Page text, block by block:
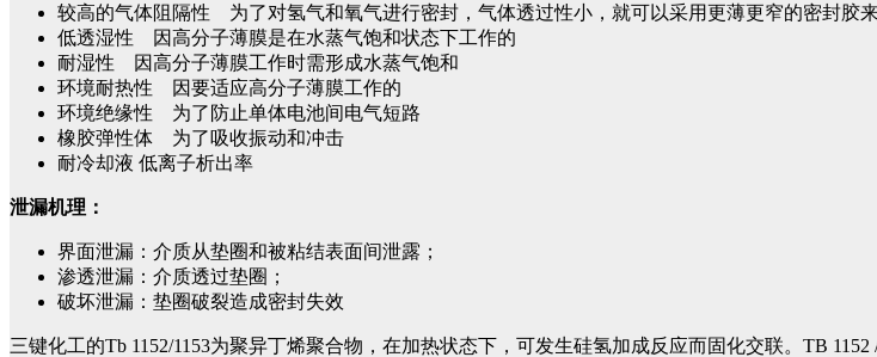
较高的气体阻隔性 为了对氢气和氧气进行密封，气体透过性小，就可以采用更薄更窄的密封胶
低透湿性 因高分子薄膜是在水蒸气饱和状态下工作的
耐湿性 因高分子薄膜工作时需形成水蒸气饱和
环境耐热性 因要适应高分子薄膜工作的
环境绝缘性 为了防止单体电池间电气短路
橡胶弹性体 为了吸收振动和冲击
耐冷却液 低离子析出率
泄漏机理：
界面泄漏：介质从垫圈和被粘结表面间泄露；
渗透泄漏：介质透过垫圈；
破坏泄漏：垫圈破裂造成密封失效
三键化工的Tb 1152/1153为聚异丁烯聚合物，在加热状态下，可发生硅氢加成反应而固化交联。TB